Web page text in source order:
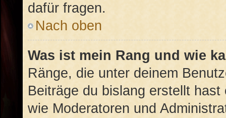
dafür fragen.
Nach oben
Was ist mein Rang und wie
Ränge, die unter deinem
Beiträge du bislang erstellt
wie Moderatoren und